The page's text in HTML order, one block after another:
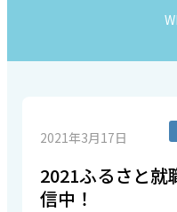
2021年3月17日
2021ふるさと就
信中！